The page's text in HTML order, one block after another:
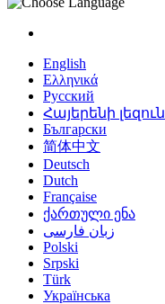
English
Ελληνικά
Русский
Հայերենի լեզուն
Български
简体中文
Deutsch
Dutch
Française
ქართული ენა
زبان فارسی
Polski
Srpski
Türk
Українська